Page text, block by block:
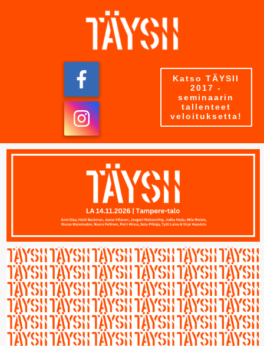
Katso TÄYSII
2017 -
seminaarin
tallenteet
veloituksetta!